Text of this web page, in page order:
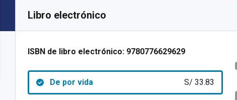
Libro electrónico
ISBN de libro electrónico: 9780776629629
De por vida S/ 33.83